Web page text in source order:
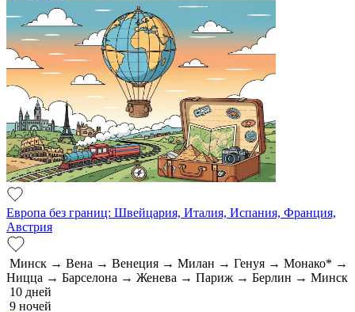
Европа без границ: Швейцария, Италия, Испания, Франция,
Австрия
Минск → Вена → Венеция → Милан → Генуя → Монако* →
Ницца → Барселона → Женева → Париж → Берлин → Минск
10 дней
9 ночей